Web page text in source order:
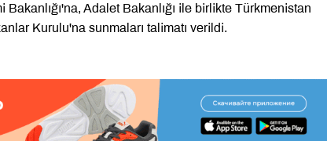
Adalet Bakanlığı ile birlikte Türkmenistan
Kurulu'na sunmaları talimatı verildi.